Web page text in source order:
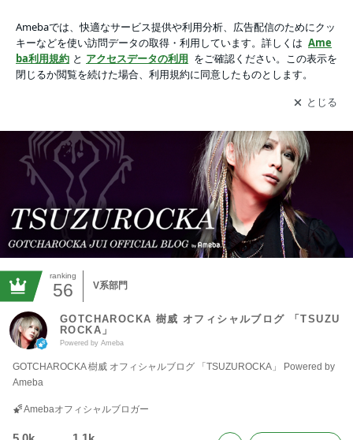
A」 Powered by Ameba
アプリをダウンロードして ブログの更新通知
を受け取りまし
ょう。
開く
ranking
56 V系部門
GOTCHAROCKA 樹威 オフィシャルブログ 「TSUZU
ROCKA」
Powered by Ameba
GOTCHAROCKA 樹威 オフィシャルブログ 「TSUZUROCKA」 Powered by
Ameba
Amebaオフィシャルブロガー